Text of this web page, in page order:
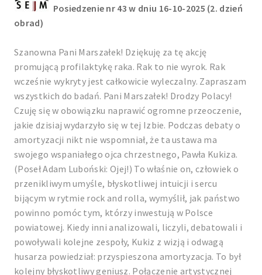
Posiedzenie nr 43 w dniu 16-10-2025 (2. dzień
obrad)
Szanowna Pani Marszałek! Dziękuję za tę akcję
promującą profilaktykę raka. Rak to nie wyrok. Rak
wcześnie wykryty jest całkowicie wyleczalny. Zapraszam
wszystkich do badań. Pani Marszałek! Drodzy Polacy!
Czuję się w obowiązku naprawić ogromne przeoczenie,
jakie dzisiaj wydarzyło się w tej Izbie. Podczas debaty o
amortyzacji nikt nie wspomniał, że ta ustawa ma
swojego wspaniałego ojca chrzestnego, Pawła Kukiza.
(Poseł Adam Luboński: Ojej!) To właśnie on, człowiek o
przenikliwym umyśle, błyskotliwej intuicji i sercu
bijącym w rytmie rock and rolla, wymyślił, jak państwo
powinno pomóc tym, którzy inwestują w Polsce
powiatowej. Kiedy inni analizowali, liczyli, debatowali i
powoływali kolejne zespoły, Kukiz z wizją i odwagą
husarza powiedział: przyspieszona amortyzacja. To był
kolejny błyskotliwy geniusz. Połączenie artystycznej